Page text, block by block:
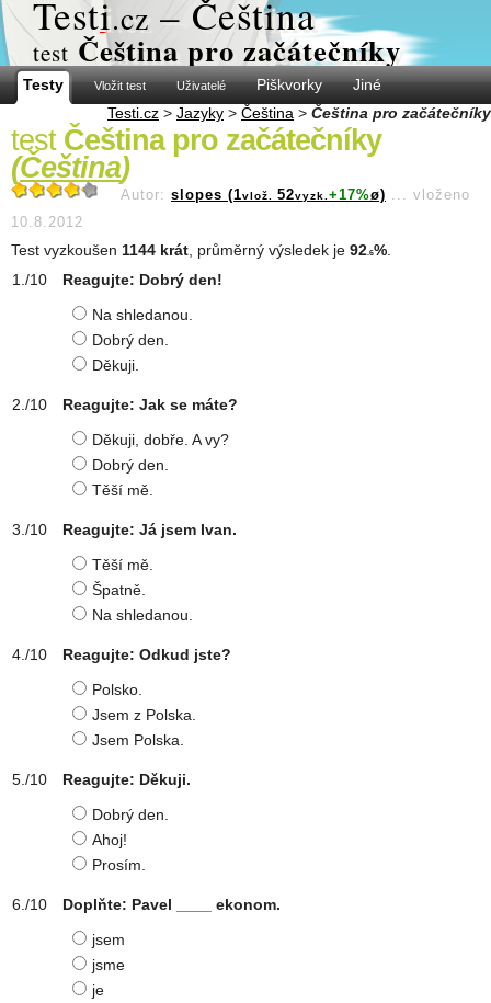
Testi.cz – Čeština
test Čeština pro začátečníky
Testy Vložit test Uživatelé Piškvorky
Jiné
Testi.cz > Jazyky > Čeština > Čeština pro začátečníky
test Čeština pro začátečníky
(Čeština)
Autor: slopes (1vlož. 52vyzk. +17%ø) ... vloženo
10.8.2012
Test vyzkoušen 1144 krát , průměrný výsledek je 92 .6%
Reagujte: Dobrý den!
Na shledanou.
Dobrý den.
Děkuji.
Reagujte: Jak se máte?
Děkuji, dobře. A vy?
Dobrý den.
Těší mě.
Reagujte: Já jsem Ivan.
Těší mě.
Špatně.
Na shledanou.
Reagujte: Odkud jste?
Polsko.
Jsem z Polska.
Jsem Polska.
Reagujte: Děkuji.
Dobrý den.
Ahoj!
Prosím.
Doplňte: Pavel ____ ekonom.
jsem
jsme
je